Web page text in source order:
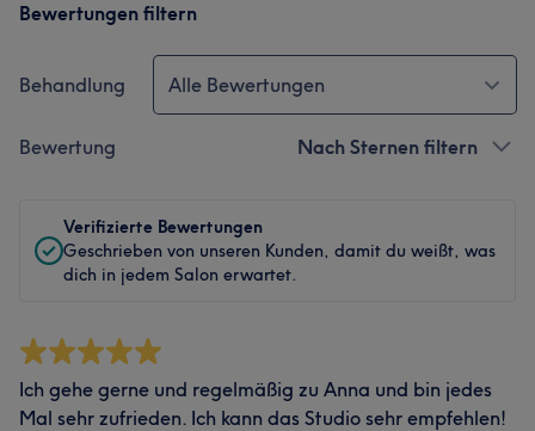
Bewertungen filtern
Behandlung Alle Bewertungen
Bewertung Nach Sternen filtern
Verifizierte Bewertungen
Geschrieben von unseren Kunden, damit du weißt, was
dich in jedem Salon erwartet.
Ich gehe gerne und regelmäßig zu Anna und bin jedes
Mal sehr zufrieden. Ich kann das Studio sehr empfehlen!